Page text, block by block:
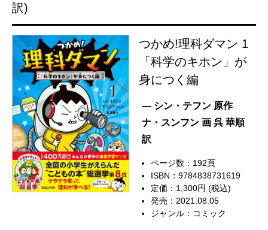
訳)
つかめ!理科ダマン 1
「科学のキホン」が
身につく編
— シン・テフン 原作
ナ・スンフン 画 呉 華順
訳
ページ数：192頁
ISBN：9784838731619
定価：1,300円 (税込)
発売：2021.08.05
ジャンル： コミック